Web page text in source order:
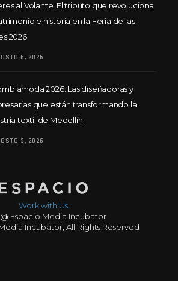
al Volante: El tributo que revoluciona
e historia en la Feria de las
2026
6, 2026
2026: Las diseñadoras y
que están transformando la
textil de Medellín
3, 2026
Work with Us
Espacio Media Incubator
Incubator, All Rights Reserved